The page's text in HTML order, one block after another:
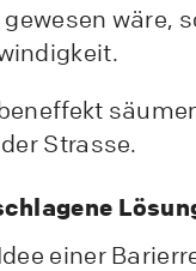
wäre,
Strasse.
einer